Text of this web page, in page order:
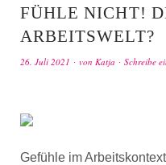
FÜHLE NICHT!
ARBEITSWELT?
26. Juli 2021 von Katja Schreibe
Gefühle im